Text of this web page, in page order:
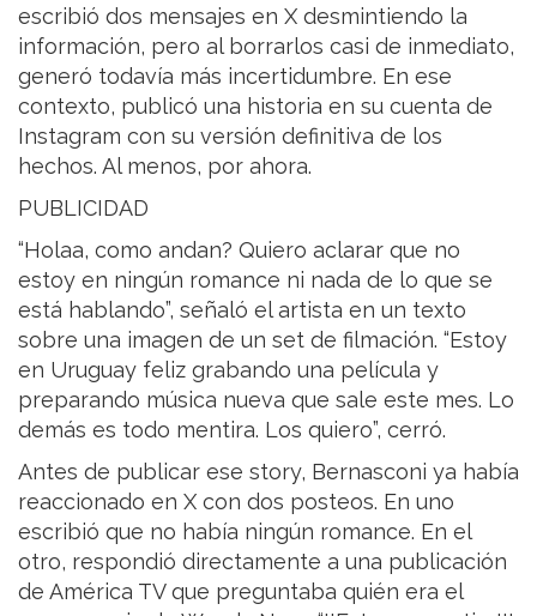
escribió dos mensajes en X desmintiendo la
información, pero al borrarlos casi de inmediato,
generó todavía más incertidumbre. En ese
contexto, publicó una historia en su cuenta de
Instagram con su versión definitiva de los
hechos. Al menos, por ahora.
PUBLICIDAD
“Holaa, como andan? Quiero aclarar que no
estoy en ningún romance ni nada de lo que se
está hablando”, señaló el artista en un texto
sobre una imagen de un set de filmación. “Estoy
en Uruguay feliz grabando una película y
preparando música nueva que sale este mes. Lo
demás es todo mentira. Los quiero”, cerró.
Antes de publicar ese story, Bernasconi ya había
reaccionado en X con dos posteos. En uno
escribió que no había ningún romance. En el
otro, respondió directamente a una publicación
de América TV que preguntaba quién era el